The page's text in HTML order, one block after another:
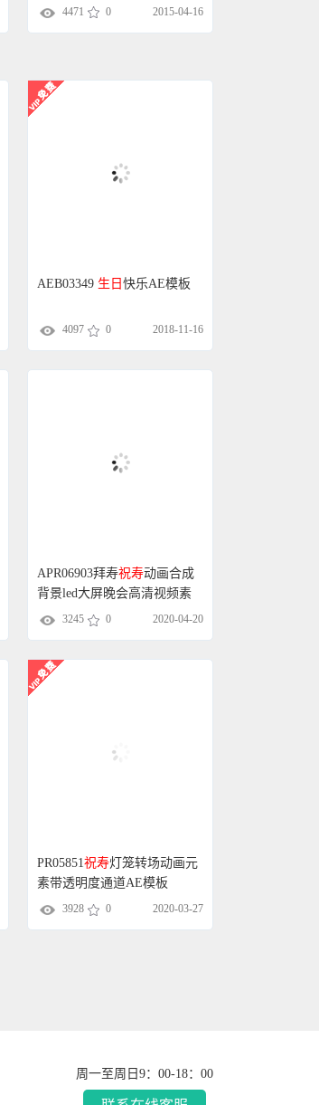
4471 0 2015-04-16
AEB03349 生日 快乐AE模板
4097 0 2018-11-16
APR06903拜寿祝寿动画合成
背景led大屏晚会高清视频素
材
3245 0 2020-04-20
PR05851祝寿灯笼转场动画元
素带透明度通道AE模板
3928 0 2020-03-27
周一至周日9：00-18：00